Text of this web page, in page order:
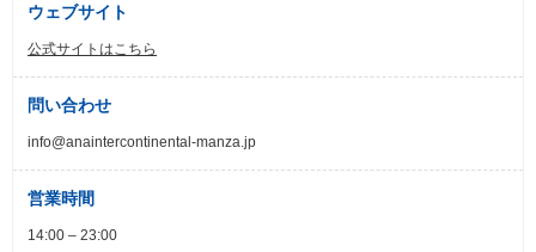
ウェブサイト
公式サイトはこちら
問い合わせ
info@anaintercontinental-manza.jp
営業時間
14:00 – 23:00